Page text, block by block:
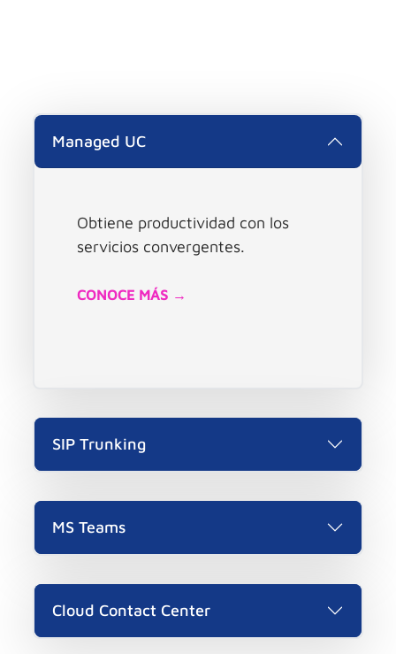
Managed UC
Obtiene productividad con los
servicios convergentes.
CONOCE MÁS →
SIP Trunking
MS Teams
Cloud Contact Center